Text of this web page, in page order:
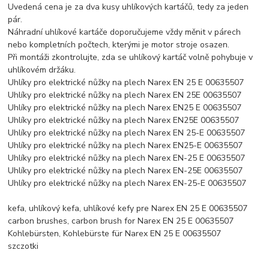
Uvedená cena je za dva kusy uhlíkových kartáčů, tedy za jeden
pár.
Náhradní uhlíkové kartáče doporučujeme vždy měnit v párech
nebo kompletních počtech, kterými je motor stroje osazen.
Při montáži zkontrolujte, zda se uhlíkový kartáč volně pohybuje v
uhlíkovém držáku.
Uhlíky pro elektrické nůžky na plech Narex EN 25 E 00635507
Uhlíky pro elektrické nůžky na plech Narex EN 25E 00635507
Uhlíky pro elektrické nůžky na plech Narex EN25 E 00635507
Uhlíky pro elektrické nůžky na plech Narex EN25E 00635507
Uhlíky pro elektrické nůžky na plech Narex EN 25-E 00635507
Uhlíky pro elektrické nůžky na plech Narex EN25-E 00635507
Uhlíky pro elektrické nůžky na plech Narex EN-25 E 00635507
Uhlíky pro elektrické nůžky na plech Narex EN-25E 00635507
Uhlíky pro elektrické nůžky na plech Narex EN-25-E 00635507
kefa, uhlíkový kefa, uhlíkové kefy pre Narex EN 25 E 00635507
carbon brushes, carbon brush for Narex EN 25 E 00635507
Kohlebürsten, Kohlebürste für Narex EN 25 E 00635507
szczotki